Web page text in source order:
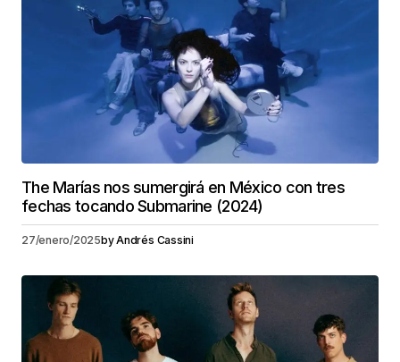
The Marías nos sumergirá en México con tres
fechas tocando Submarine (2024)
27/enero/2025byAndrés Cassini